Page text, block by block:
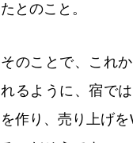
たとのこと。
そのことで、これ
れるように、宿で
を作り、売り上げ